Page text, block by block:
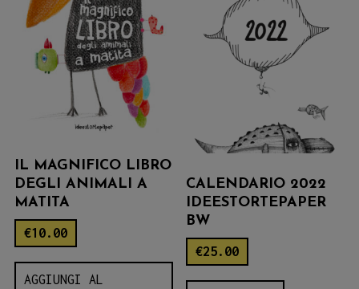
IL MAGNIFICO LIBRO
DEGLI ANIMALI A
MATITA
€10.00
AGGIUNGI AL
CALENDARIO 2022
IDEESTORTEPAPER
BW
€25.00